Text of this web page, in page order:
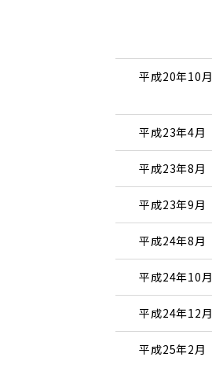
平成20年10月
平成23年4月
平成23年8月
平成23年9月
平成24年8月
平成24年10月
平成24年12月
平成25年2月